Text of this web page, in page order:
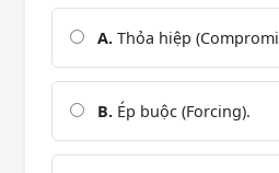
A. Thỏa hiệp
B. Ép buộc (Forcing).